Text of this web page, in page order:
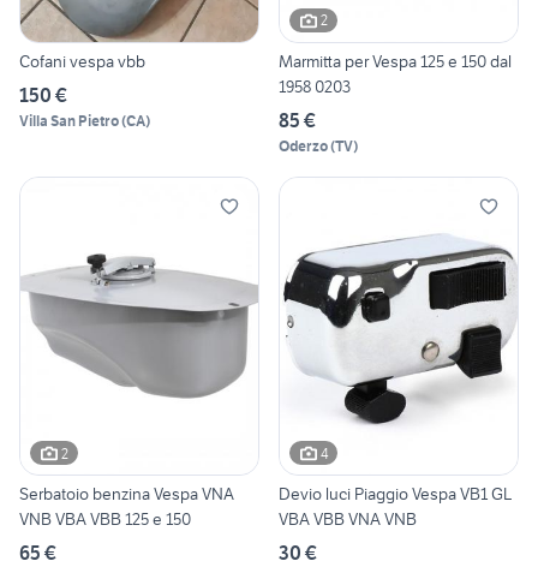
Cofani vespa vbb
150 €
Villa San Pietro(CA)
2
Marmitta per Vespa 125 e 150 dal
1958 0203
85 €
Oderzo(TV)
2
Serbatoio benzina Vespa VNA
VNB VBA VBB 125 e 150
65 €
4
Devio luci Piaggio Vespa VB1 GL
VBA VBB VNA VNB
30 €